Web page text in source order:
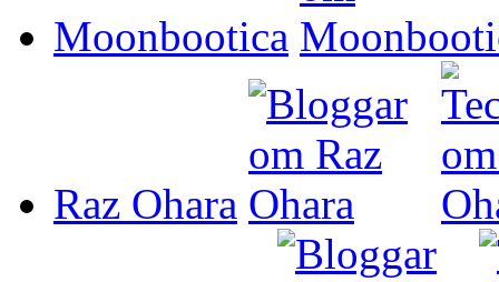
Moonbootica
Raz Ohara